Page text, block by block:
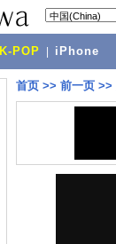
K-POP iPhone
首页 >> 前一页 >>